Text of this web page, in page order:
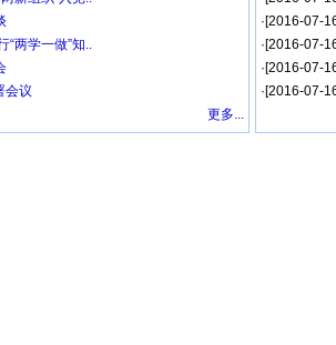
“两学一做”知..
会议
更多...
·[2016-07-
·[2016-07-
·[2016-07-
·[2016-07-